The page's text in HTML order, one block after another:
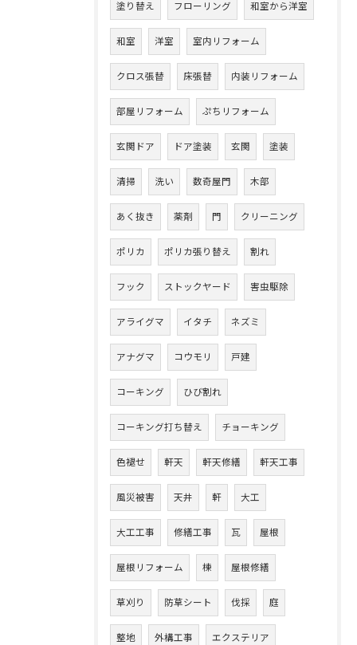
塗り替え フローリング 和室から洋室
和室 洋室 室内リフォーム
クロス張替 床張替 内装リフォーム
部屋リフォーム ぷちリフォーム
玄関ドア ドア塗装 玄関 塗装
清掃 洗い 数奇屋門 木部
あく抜き 薬剤 門 クリーニング
ポリカ ポリカ張り替え 割れ
フック ストックヤード 害虫駆除
アライグマ イタチ ネズミ
アナグマ コウモリ 戸建
コーキング ひび割れ
コーキング打ち替え チョーキング
色褪せ 軒天 軒天修繕 軒天工事
風災被害 天井 軒 大工
大工工事 修繕工事 瓦 屋根
屋根リフォーム 棟 屋根修繕
草刈り 防草シート 伐採 庭
整地 外構工事 エクステリア